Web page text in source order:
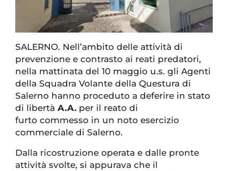
SALERNO. Nell’ambito delle attività di
prevenzione e contrasto ai reati predatori,
nella mattinata del 10 maggio u.s. gli Agenti
della Squadra Volante della Questura di
Salerno hanno proceduto a deferire in stato
di libertà A.A. per il reato di
furto commesso in un noto esercizio
commerciale di Salerno.
Dalla ricostruzione operata e dalle pronte
attività svolte, si appurava che il